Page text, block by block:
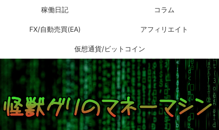
稼働日記 コラム
FX/自動売買(EA) アフィリエイト
仮想通貨/ビットコイン